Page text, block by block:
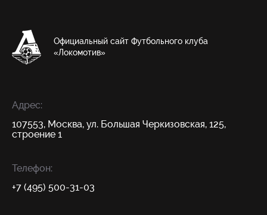
Официальный сайт Футбольного клуба
«Локомотив»
Адрес:
107553, Москва, ул. Большая Черкизовская, 125,
строение 1
Телефон:
+7 (495) 500-31-03